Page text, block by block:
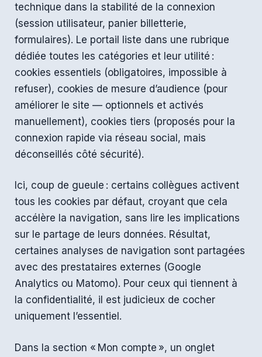
technique dans la stabilité de la connexion
(session utilisateur, panier billetterie,
formulaires). Le portail liste dans une rubrique
dédiée toutes les catégories et leur utilité :
cookies essentiels (obligatoires, impossible à
refuser), cookies de mesure d’audience (pour
améliorer le site — optionnels et activés
manuellement), cookies tiers (proposés pour la
connexion rapide via réseau social, mais
déconseillés côté sécurité).
Ici, coup de gueule : certains collègues activent
tous les cookies par défaut, croyant que cela
accélère la navigation, sans lire les implications
sur le partage de leurs données. Résultat,
certaines analyses de navigation sont partagées
avec des prestataires externes (Google
Analytics ou Matomo). Pour ceux qui tiennent à
la confidentialité, il est judicieux de cocher
uniquement l’essentiel.
Dans la section « Mon compte », un onglet